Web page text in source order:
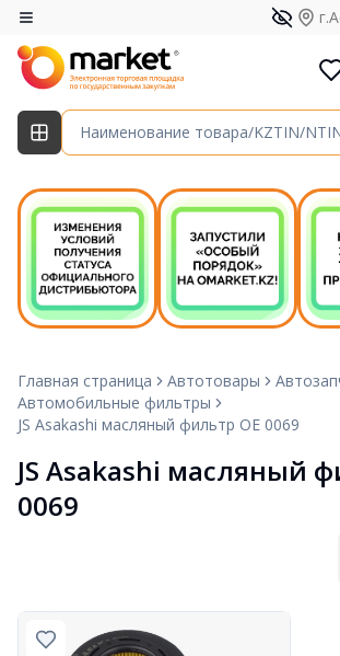
Главная страница Автотовары
Автомобильные фильтры
JS Asakashi масляный фильтр OE 0069
JS Asakashi масляный
0069